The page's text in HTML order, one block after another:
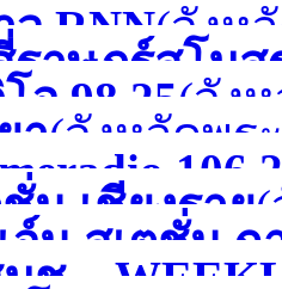
RNN(จังห
าษฎร์สโมส
)
อ 98.25(จัง
า(จังหวัดพร
น เชียงราย
อ์น สเตชั่น
ช. ,